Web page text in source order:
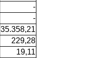
-
-
35.358,21
229,28
19,11